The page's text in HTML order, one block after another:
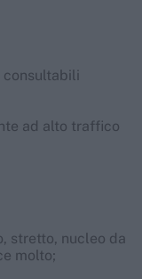
consultabili
ad alto traffico
stretto, nucleo da
molto;